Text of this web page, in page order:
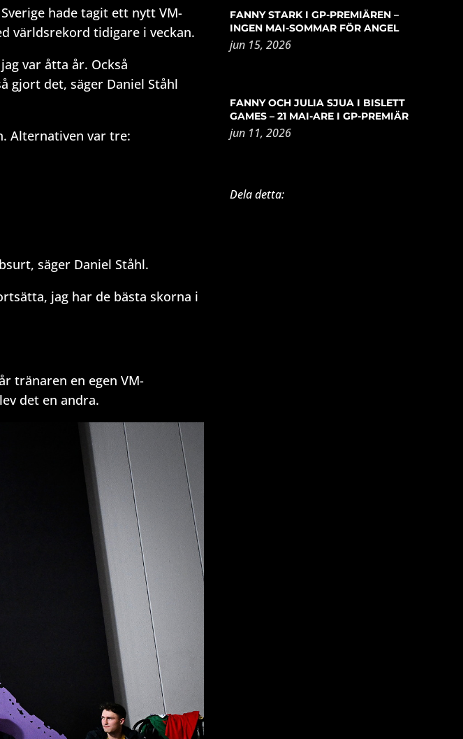
hade tagit ett nytt VM-
världsrekord tidigare i veckan.
var åtta år. Också
gjort det, säger Daniel Ståhl
Alternativen var tre:
säger Daniel Ståhl.
jag har de bästa skorna i
tränaren en egen VM-
det en andra.
FANNY STARK I GP-PREMIÄREN –
INGEN MAI-SOMMAR FÖR ANGEL
jun 15, 2026
FANNY OCH JULIA SJUA I BISLETT
GAMES – 21 MAI-ARE I GP-PREMIÄR
jun 11, 2026
Dela detta: